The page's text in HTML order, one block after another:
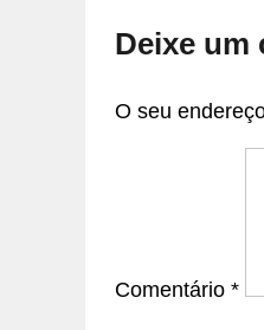
Deixe um
O seu
Comentário *